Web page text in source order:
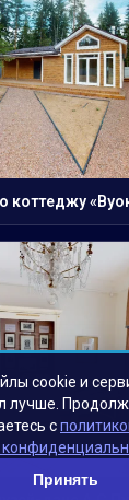
коттеджу
cookie и
лучше.
с
Принять